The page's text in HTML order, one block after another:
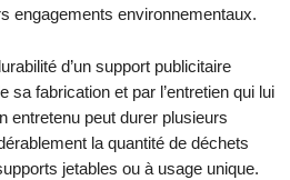
engagements environnementaux.
d’un support publicitaire
sa fabrication et par l’entretien qui lui
entretenu peut durer plusieurs
la quantité de déchets
jetables ou à usage unique.